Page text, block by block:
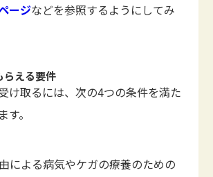
ージなどを参照するようにしてみ
らえる要件
け取るには、次の4つの条件を満た
。
による病気やケガの療養のための